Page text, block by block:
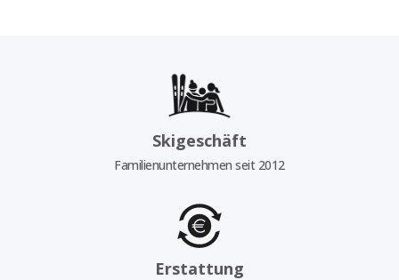
Skigeschäft
Familienunternehmen seit 2012
Erstattung